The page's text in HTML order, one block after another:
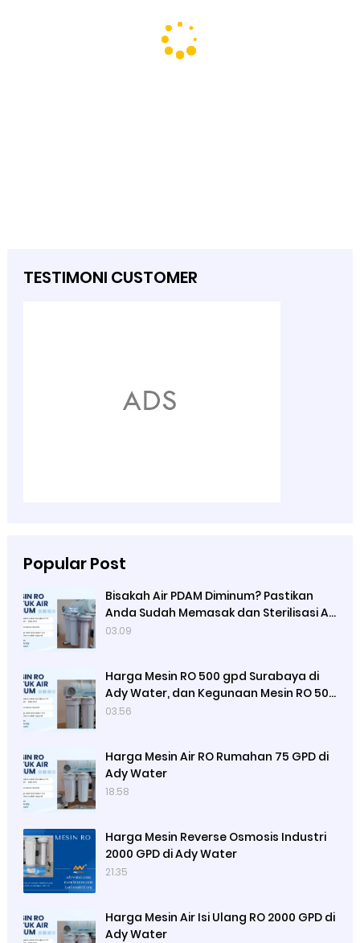
TESTIMONI CUSTOMER
Popular Post
Bisakah Air PDAM Diminum? Pastikan
Anda Sudah Memasak dan Sterilisasi Air
Terlebih Dulu, Fungsi Mesin Reserve
03.09
Harga Mesin RO 500 gpd Surabaya di
Ady Water, dan Kegunaan Mesin RO 500
Merek Luso
03.56
Harga Mesin Air RO Rumahan 75 GPD di
Ady Water
18.58
Harga Mesin Reverse Osmosis Industri
2000 GPD di Ady Water
21.35
Harga Mesin Air Isi Ulang RO 2000 GPD di
Ady Water